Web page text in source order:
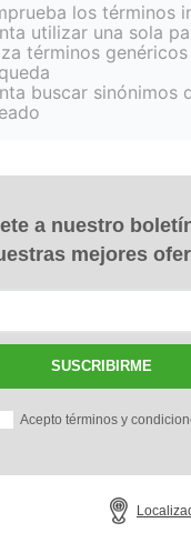
los términos
utilizar una sola
términos genéricos
buscar sinónimos
a nuestro
mejores
SUSCRIBIRME
Acepto términos y